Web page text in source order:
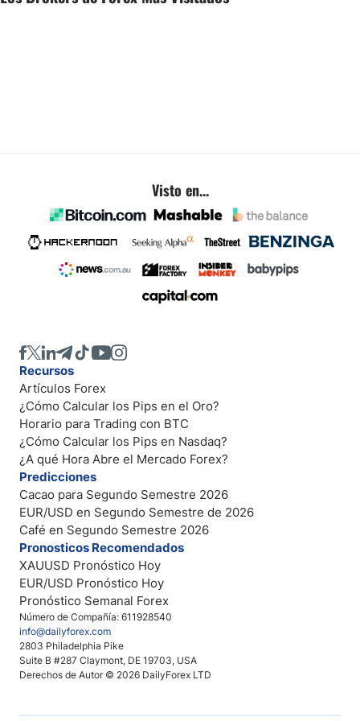
Visto en...
Número de Compañía: 611928540
info@dailyforex.com
2803 Philadelphia Pike
Suite B #287 Claymont, DE 19703, USA
Derechos de Autor © 2026 DailyForex LTD
Recursos
Artículos Forex
¿Cómo Calcular los Pips en el Oro?
Horario para Trading con BTC
¿Cómo Calcular los Pips en Nasdaq?
¿A qué Hora Abre el Mercado Forex?
Predicciones
Cacao para Segundo Semestre 2026
EUR/USD en Segundo Semestre de 2026
Café en Segundo Semestre 2026
Pronosticos Recomendados
XAUUSD Pronóstico Hoy
EUR/USD Pronóstico Hoy
Pronóstico Semanal Forex